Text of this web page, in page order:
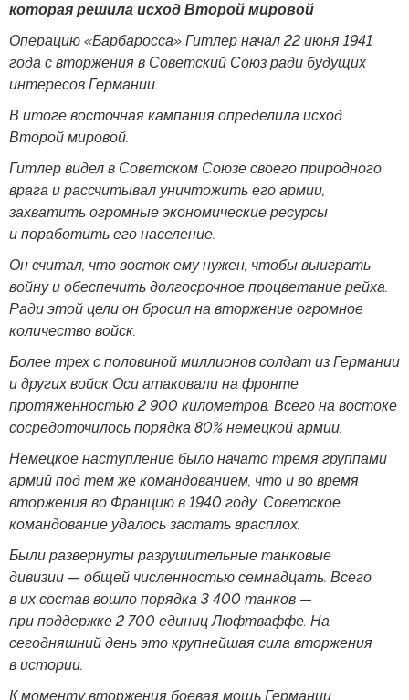
которая решила исход Второй мировой
Операцию «Барбаросса» Гитлер начал 22 июня 1941
года с вторжения в Советский Союз ради будущих
интересов Германии.
В итоге восточная кампания определила исход
Второй мировой.
Гитлер видел в Советском Союзе своего природного
врага и рассчитывал уничтожить его армии,
захватить огромные экономические ресурсы
и поработить его население.
Он считал, что восток ему нужен, чтобы выиграть
войну и обеспечить долгосрочное процветание рейха.
Ради этой цели он бросил на вторжение огромное
количество войск.
Более трех с половиной миллионов солдат из Германии
и других войск Оси атаковали на фронте
протяженностью 2 900 километров. Всего на востоке
сосредоточилось порядка 80% немецкой армии.
Немецкое наступление было начато тремя группами
армий под тем же командованием, что и во время
вторжения во Францию в 1940 году. Советское
командование удалось застать врасплох.
Были развернуты разрушительные танковые
дивизии — общей численностью семнадцать. Всего
в их состав вошло порядка 3 400 танков —
при поддержке 2 700 единиц Люфтваффе. На
сегодняшний день это крупнейшая сила вторжения
в истории.
К моменту вторжения боевая мощь Германии